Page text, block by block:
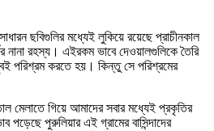
ছবিগুলির মধ্যেই লুকিয়ে রয়েছে প্রাচীনকাল
নানা রহস্য। এইরকম ভাবে দেওয়ালগুলিকে তৈরি
পরিশ্রম করতে হয়। কিন্তু সে পরিশ্রমের
মেলাতে গিয়ে আমাদের সবার মধ্যেই প্রকৃতির
পড়েছে পুরুলিয়ার এই গ্রামের বাসিন্দাদের